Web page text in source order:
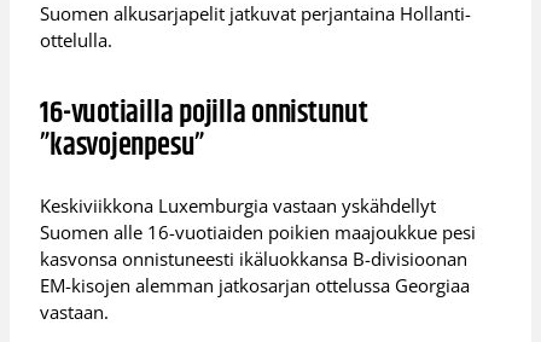
Suomen alkusarjapelit jatkuvat perjantaina Hollanti-
ottelulla.
16-vuotiailla pojilla onnistunut
”kasvojenpesu”
Keskiviikkona Luxemburgia vastaan yskähdellyt
Suomen alle 16-vuotiaiden poikien maajoukkue pesi
kasvonsa onnistuneesti ikäluokkansa B-divisioonan
EM-kisojen alemman jatkosarjan ottelussa Georgiaa
vastaan.